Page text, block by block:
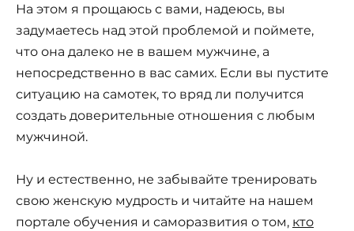
На этом я прощаюсь с вами, надеюсь, вы
задумаетесь над этой проблемой и поймете,
что она далеко не в вашем мужчине, а
непосредственно в вас самих. Если вы пустите
ситуацию на самотек, то вряд ли получится
создать доверительные отношения с любым
мужчиной.
Ну и естественно, не забывайте тренировать
свою женскую мудрость и читайте на нашем
портале обучения и саморазвития о том, кто